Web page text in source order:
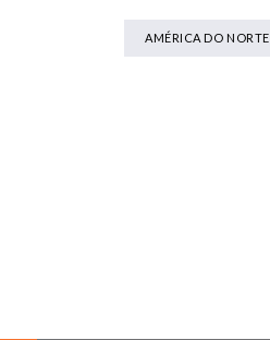
AMÉRICA DO NORTE